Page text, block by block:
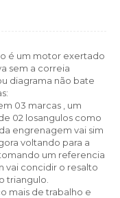
é um motor exertado
sem a correia
diagrama não bate
03 marcas , um
02 losangulos como
engrenagem vai sim
voltando para a
um referencia
vai concidir o resalto
triangulo.
mais de trabalho e